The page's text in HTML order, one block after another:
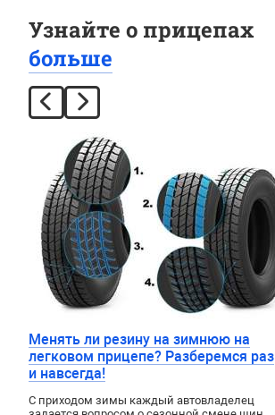
Узнайте о прицепах
больше
Менять ли резину на зимнюю на
легковом прицепе? Разберемся раз
и навсегда!
С приходом зимы каждый автовладелец